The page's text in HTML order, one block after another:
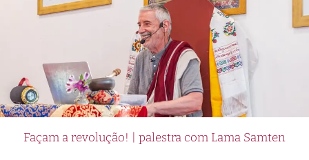
Façam a revolução! | palestra com Lama Samten